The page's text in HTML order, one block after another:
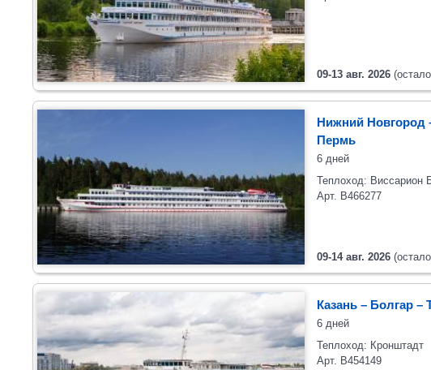
09-13 авг. 2026
Нижний Новгород
Пермь
6 дней
Теплоход: Виссарион
09-14 авг. 2026
Арт. В466277
Казань – Болгар
6 дней
Теплоход: Кронштадт
Арт. В454149